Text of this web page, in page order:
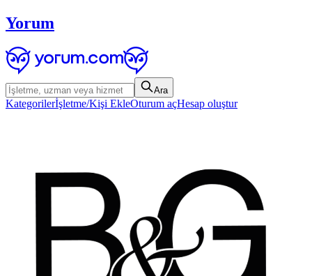
Yorum
Ara
Kategorilerİşletme/Kişi EkleOturum açHesap oluştur